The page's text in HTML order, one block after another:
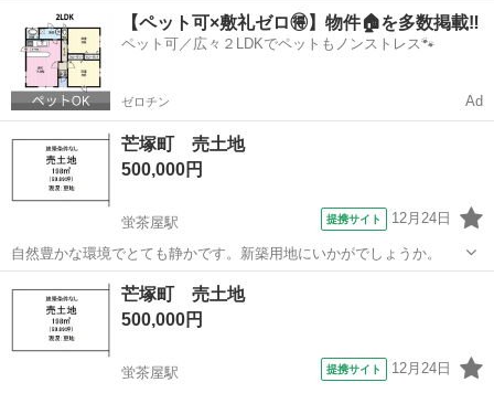
土地販売/土地売買
【ペット可×敷礼ゼロ🉐】物件🏠を多数掲載‼️
ペット可／広々２LDKでペットもノンストレス🐾
ゼロチン Ad
芒塚町 売土地
500,000円
蛍茶屋駅 提携サイト 12月24日
自然豊かな環境でとても静かです。新築用地にいかがでしょうか。
長崎市 蛍茶屋駅 土地販売/土地売買
芒塚町 売土地
500,000円
蛍茶屋駅 提携サイト 12月24日